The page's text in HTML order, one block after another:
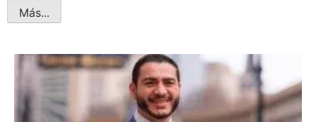
Más...